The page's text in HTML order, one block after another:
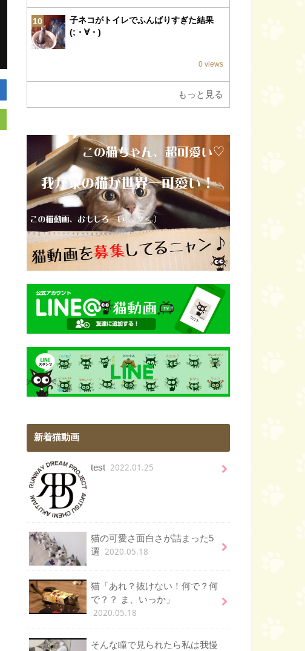
10
子ネコがトイレでふんばりすぎた結果
(;・∀・)
0 views
もっと見る
新着猫動画
test 2022.01.25
猫の可愛さ面白さが詰まった5
選 2020.05.18
猫「あれ？抜けない！何で？何
で？？ ま、いっか」
2020.05.18
そんな瞳で見られたら私は我慢